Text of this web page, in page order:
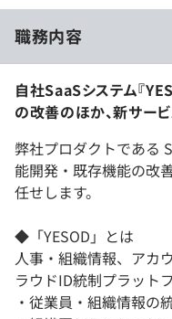
職務内容
自社SaaSシステム『
の改善のほか、新サー
弊社プロダクトである
能開発・既存機能の改
任せします。
◆「YESOD」とは
人事・組織情報、アカ
ラウドID統制プラット
・従業員・組織情報の